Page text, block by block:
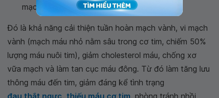
mạch máu.
Đó là khả năng cải thiện tuần hoàn mạch vành, vi mạch
vành (mạch máu nhỏ nằm sâu trong cơ tim, chiếm 50%
lượng máu nuôi tim), giảm cholesterol máu, chống xơ
vữa mạch và làm tan cục máu đông. Từ đó làm tăng lưu
thông máu đến tim, giảm đáng kể tình trạng